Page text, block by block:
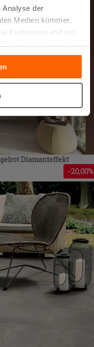
Analyse der
Medien kümmer,
Funktionen und zur
geliefert haben oder
ihrer Dienste
Sie mehr wissen
allen oder einigen
die Schaltfläche
Wenn Sie auf
Sie das Surfen erst
Cookies fortsetzen.
Diamanteffekt
-20,00%